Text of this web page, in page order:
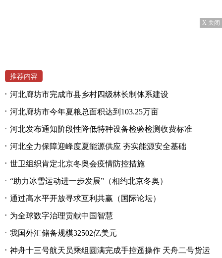
X 关闭
推荐内容
河北廊坊市完成市县乡村四级林长制体系建设
河北廊坊市今年夏粮总面积达到103.25万亩
河北发布通知阶段性降低特种设备检验检测收费标准
河北全力保障迎峰度夏能源供应 夯实能源安全基础
世卫组织肯定北京冬奥会疫情防控措施
“助力冰雪运动进一步发展”（相约北京冬奥）
通过高水平开放寻求互利共赢（国际论坛）
为全球数字治理贡献中国智慧
我国外汇储备规模32502亿美元
神舟十三号航天员乘组圆满完成手控遥操作 天舟二号货运